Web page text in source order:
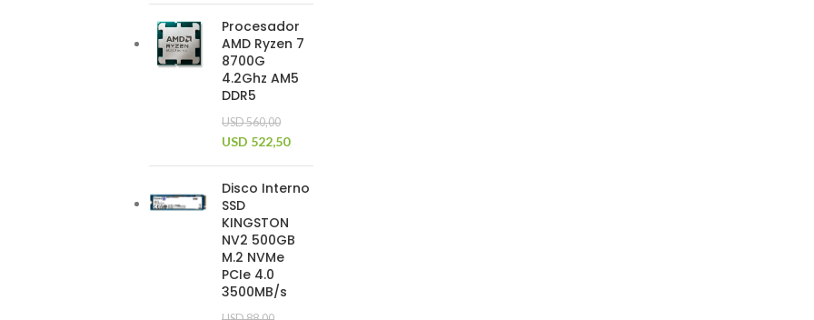
Procesador
AMD Ryzen 7
8700G
4.2Ghz AM5
DDR5
USD560,00
USD 522,50
Disco Interno
SSD
KINGSTON
NV2 500GB
M.2 NVMe
PCIe 4.0
3500MB/s